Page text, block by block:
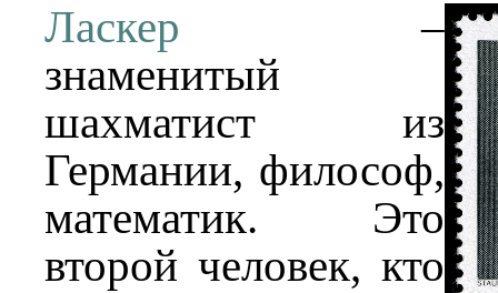
Ласкер –
знаменитый
шахматист из
Германии, философ,
математик. Это
второй человек, кто